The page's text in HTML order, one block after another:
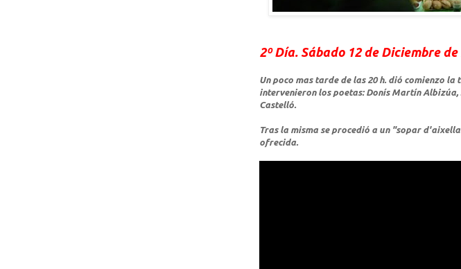
2º Día. Sábado 12 de Diciembre de
Un poco mas tarde de las 20 h. dió comienzo
intervenieron los poetas: Donís Martín
Castelló.
Tras la misma se procedió a un "sopar
ofrecida.